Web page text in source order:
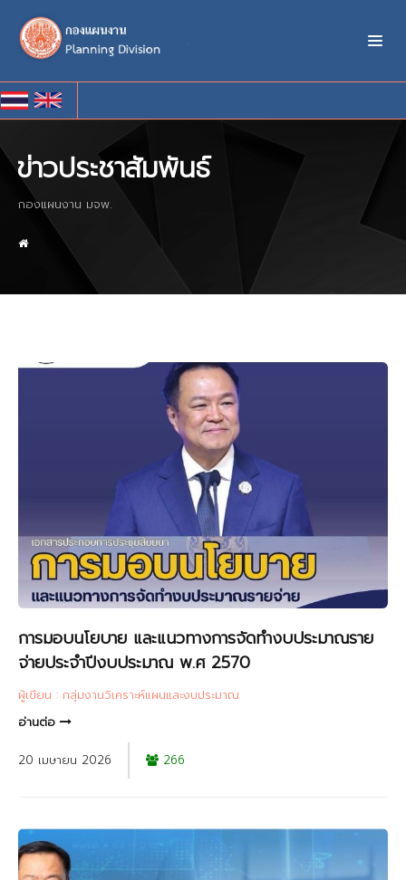
ข่าวประชาสัมพันธ์
กองแผนงาน มจพ.
การมอบนโยบาย และแนวทางการจัดทำงบประมาณราย
จ่ายประจำปีงบประมาณ พ.ศ 2570
ผู้เขียน : กลุ่มงานวิเคราะห์แผนและงบประมาณ
อ่านต่อ
20 เมษายน 2026 266